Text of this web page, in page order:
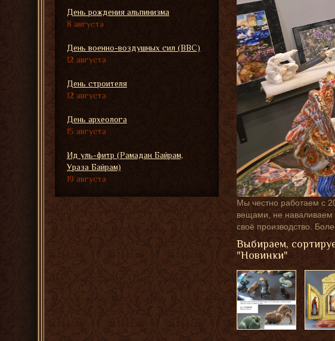
Мы честно работаем с
вещами, не наваливаем
своё производство.
Выбираем,
"Новинки"
День рождения альпинизма
8 августа
День военно-воздушных сил (ВВС)
12 августа
День строителя
12 августа
День археолога
15 августа
Ид уль-фитр (Рамадан Байрам,
Ураза Байрам)
19 августа